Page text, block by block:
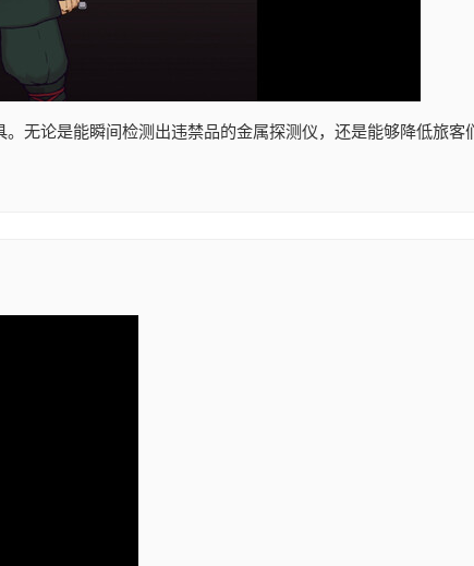
无论是能瞬间检测出违禁品的金属探测仪，还是能够降低旅客